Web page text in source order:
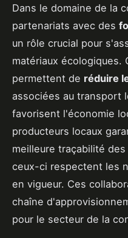
Dans le domaine de la
partenariats avec des
un rôle crucial pour
matériaux écologiques.
permettent de réduire
associées au transport
favorisent l'économie
producteurs locaux
meilleure traçabilité
ceux-ci respectent les
en vigueur. Ces
chaîne
pour le secteur de la